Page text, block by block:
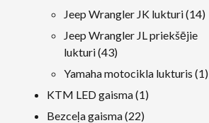
produkti
Jeep Wrangler JK lukturi 1414
Jeep Wrangler JL priekšējie
lukturi 4343
produkti
Yamaha motocikla lukturis 11
KTM LED gaisma 11
Bezceļa gaisma 2222